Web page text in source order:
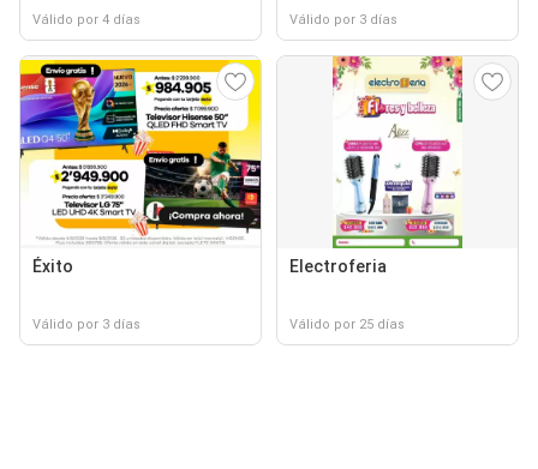
Válido por 4 días Válido por 3 días
Éxito
Válido por 3 días
Electroferia
Válido por 25 días